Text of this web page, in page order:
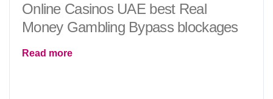
Online Casinos UAE best Real
Money Gambling Bypass blockages
Read more